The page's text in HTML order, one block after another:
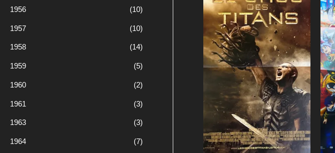
u
r
1956 (10)
1957 (10)
1958 (14)
1959 (5)
1960 (2)
1961 (3)
1963 (3)
1964 (7)